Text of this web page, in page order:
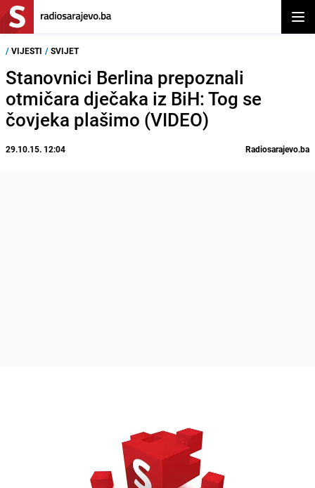
/ VIJESTI / SVIJET
Stanovnici Berlina prepoznali
otmičara dječaka iz BiH: Tog se
čovjeka plašimo (VIDEO)
29.10.15. 12:04 Radiosarajevo.ba